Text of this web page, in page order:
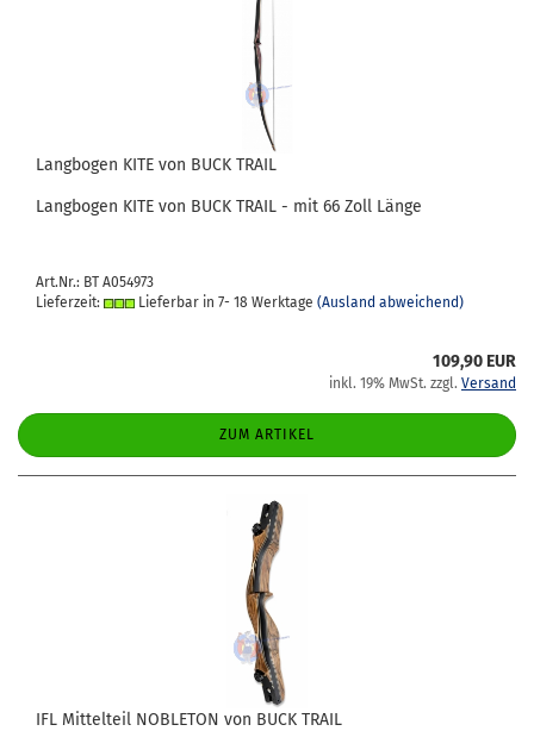
Lang­bo­gen KITE von BUCK TRAIL
Lang­bo­gen KITE von BUCK TRAIL - mit 66 Zoll Länge
Art.Nr.: BT A054973
Lieferzeit:
Lieferbar in 7- 18 Werktage (Ausland abweichend)
109,90 EUR
inkl. 19% MwSt. zzgl. Versand
ZUM ARTIKEL
IFL Mit­tel­teil NO­BLE­TON von BUCK TRAIL